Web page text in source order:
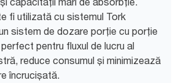
fi utilizată cu sistemul Tork
sistem de dozare porție cu porție
pentru fluxul de lucru al
reduce consumul și minimizează
încrucișată.